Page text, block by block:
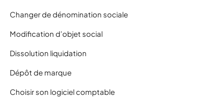
Changer de dénomination sociale
Modification d’objet social
Dissolution liquidation
Dépôt de marque
Choisir son logiciel comptable